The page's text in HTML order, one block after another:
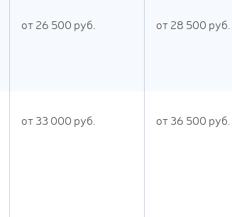
от26 500 руб. от28 500 руб.
от33 000 руб. от36 500 руб.